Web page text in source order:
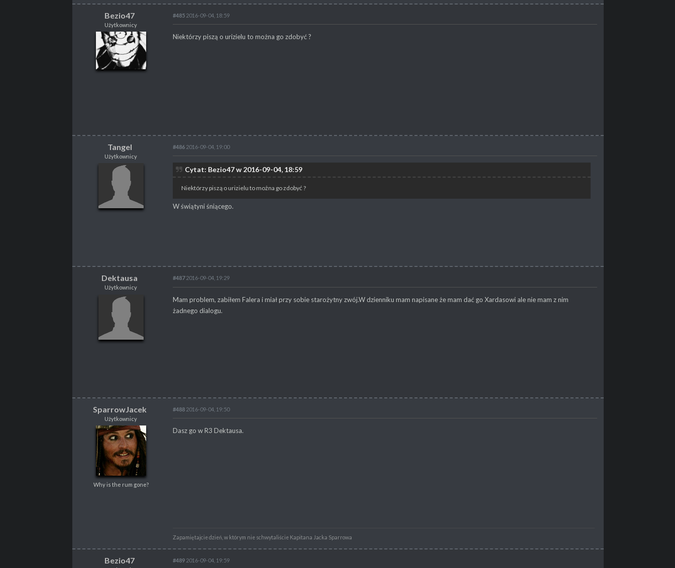
Bezio47
Bezio47
Użytkownicy
Użytkownicy
#485 2016-09-04, 18:59
Niektórzy piszą o urizielu to można go zdobyć ?
Tangel
Tangel
Użytkownicy
#486 2016-09-04, 19:00
Cytat: Bezio47 w 2016-09-04, 18:59
Niektórzy piszą o urizielu to można go zdobyć ?
W świątyni śniącego.
Dektausa
Użytkownicy
#4872016-09-04, 19:29
Mam problem, zabiłem Falera i miał przy sobie starożytny zwój.W dzienniku mam napisane że mam dać go Xardasowi ale nie mam z nim
żadnego dialogu.
SparrowJacek
SparrowJacek
Użytkownicy
Why is the rum gone?
POSTY
Użytkownicy
Why is the rum gone?
#488 2016-09-04, 19:50
Dasz go w R3 Dektausa.
Zapamiętajcie dzień, w którym nie schwytaliście Kapitana Jacka Sparrowa
Bezio47 #489 2016-09-04, 19:59